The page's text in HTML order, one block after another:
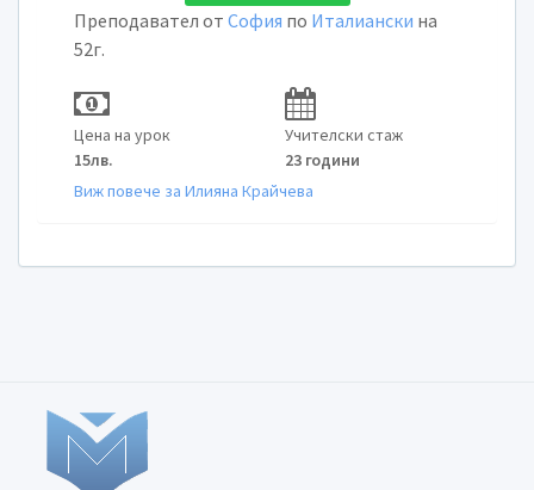
Преподавател от София по Италиански на
52г.
Цена на урок
15лв.
Учителски стаж
23 години
Виж повече за Илияна Крайчева